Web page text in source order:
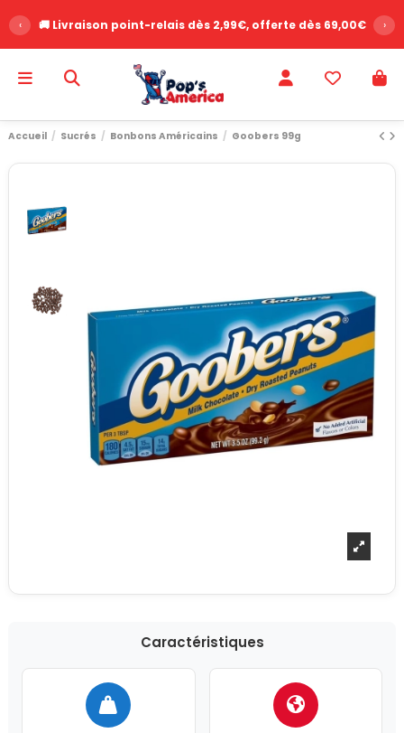
‹ 🚚 Livraison point-relais dès 2,99€, offerte dès 69,00€ ›
Accueil Sucrés Bonbons Américains Goobers 99g
Caractéristiques